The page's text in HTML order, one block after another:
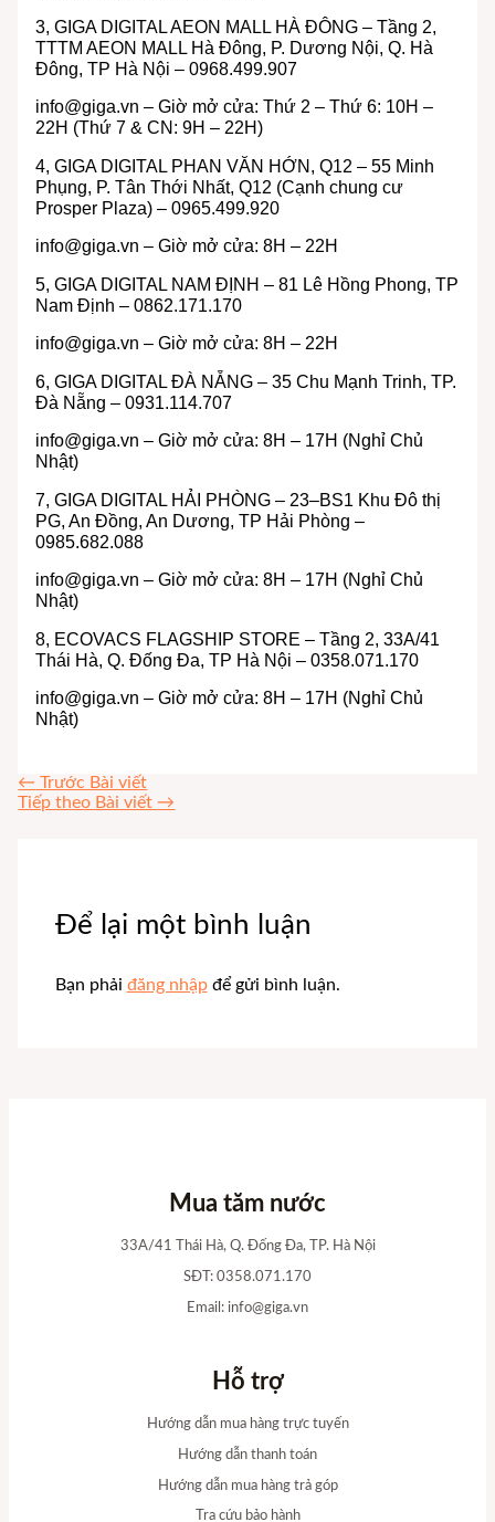
3, GIGA DIGITAL AEON MALL HÀ ĐÔNG – Tầng 2,
TTTM AEON MALL Hà Đông, P. Dương Nội, Q. Hà
Đông, TP Hà Nội – 0968.499.907
info@giga.vn – Giờ mở cửa: Thứ 2 – Thứ 6: 10H –
22H (Thứ 7 & CN: 9H – 22H)
4, GIGA DIGITAL PHAN VĂN HỚN, Q12 – 55 Minh
Phụng, P. Tân Thới Nhất, Q12 (Cạnh chung cư
Prosper Plaza) – 0965.499.920
info@giga.vn – Giờ mở cửa: 8H – 22H
5, GIGA DIGITAL NAM ĐỊNH – 81 Lê Hồng Phong, TP
Nam Định – 0862.171.170
info@giga.vn – Giờ mở cửa: 8H – 22H
6, GIGA DIGITAL ĐÀ NẴNG – 35 Chu Mạnh Trinh, TP.
Đà Nẵng – 0931.114.707
info@giga.vn – Giờ mở cửa: 8H – 17H (Nghỉ Chủ
Nhật)
7, GIGA DIGITAL HẢI PHÒNG – 23–BS1 Khu Đô thị
PG, An Đồng, An Dương, TP Hải Phòng –
0985.682.088
info@giga.vn – Giờ mở cửa: 8H – 17H (Nghỉ Chủ
Nhật)
8, ECOVACS FLAGSHIP STORE – Tầng 2, 33A/41
Thái Hà, Q. Đống Đa, TP Hà Nội – 0358.071.170
info@giga.vn – Giờ mở cửa: 8H – 17H (Nghỉ Chủ
Nhật)
← Trước Bài viết
Tiếp theo Bài viết →
Để lại một bình luận
Bạn phải đăng nhậpđể gửi bình luận.
Mua tăm nước
33A/41 Thái Hà, Q. Đống Đa, TP. Hà Nội
SĐT: 0358.071.170
Email: info@giga.vn
Hỗ trợ
Hướng dẫn mua hàng trực tuyến
Hướng dẫn thanh toán
Hướng dẫn mua hàng trả góp
Tra cứu bảo hành